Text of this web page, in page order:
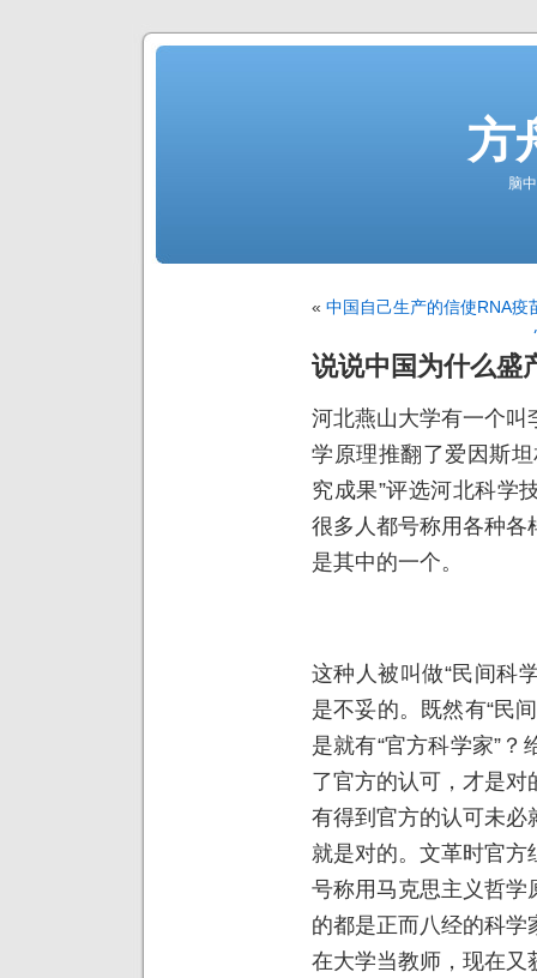
方
脑
« 中国自己生产的信使RNA疫
说说中国为什么盛
河北燕山大学有一个叫
学原理推翻了爱因斯
究成果”评选河北科学
很多人都号称用各种各
是其中的一个。
这种人被叫做“民间科
是不妥的。既然有“民
是就有“官方科学家”
了官方的认可，才是
有得到官方的认可未必
就是对的。文革时官方
号称用马克思主义哲学
的都是正而八经的科
在大学当教师，现在又